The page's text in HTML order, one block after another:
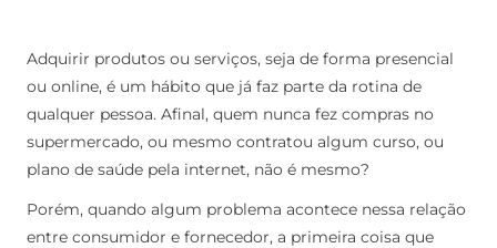
Adquirir produtos ou serviços, seja de forma presencial
ou online, é um hábito que já faz parte da rotina de
qualquer pessoa. Afinal, quem nunca fez compras no
supermercado, ou mesmo contratou algum curso, ou
plano de saúde pela internet, não é mesmo?
Porém, quando algum problema acontece nessa relação
entre consumidor e fornecedor, a primeira coisa que